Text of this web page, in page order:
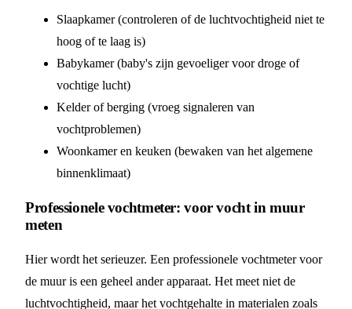
Slaapkamer (controleren of de luchtvochtigheid niet te
hoog of te laag is)
Babykamer (baby's zijn gevoeliger voor droge of
vochtige lucht)
Kelder of berging (vroeg signaleren van
vochtproblemen)
Woonkamer en keuken (bewaken van het algemene
binnenklimaat)
Professionele vochtmeter: voor vocht in muur
meten
Hier wordt het serieuzer. Een professionele vochtmeter voor
de muur is een geheel ander apparaat. Het meet niet de
luchtvochtigheid, maar het vochtgehalte in materialen zoals